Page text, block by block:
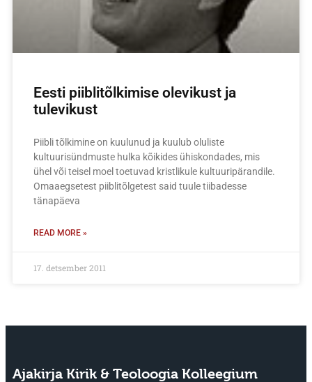
Eesti piiblitõlkimise olevikust ja
tulevikust
Piibli tõlkimine on kuulunud ja kuulub oluliste
kultuurisündmuste hulka kõikides ühiskondades, mis
ühel või teisel moel toetuvad kristlikule kultuuripärandile.
Omaaegsetest piiblitõlgetest said tuule tiibadesse
tänapäeva
READ MORE »
17. detsember 2011
Ajakirja Kirik & Teoloogia Kolleegium